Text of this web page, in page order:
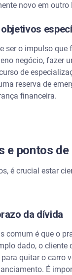
novo em outro
ser o impulso que
negócio, fazer
de
reserva de
financeira.
e pontos
é crucial estar
da dívida
comum é que o
dado, o cliente
quitar o carro
É